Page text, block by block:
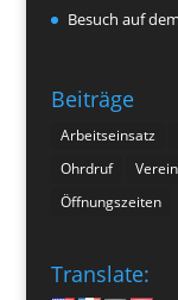
Besuch auf
Beiträge
Arbeitseinsatz
Ohrdruf
Verein
Öffnungszeiten
Translate: